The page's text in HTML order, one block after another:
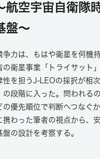
空宇宙自衛隊
盤～
争力は、もはや衛星を何機
の衛星事業「トライサット
性を担うJ-LEOの採択が相
の段階に入った。問われる
の優先順位で判断へつなぐ
携わった筆者の視点から、
の設計を考察する。